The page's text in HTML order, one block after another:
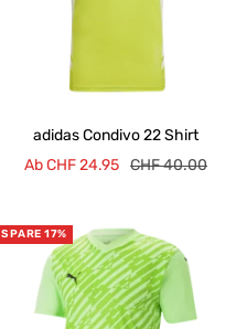
adidas Condivo 22 Shirt
Angebotspreis
Ab CHF 24.95 Regulärer
CHF 40.00
SPARE 17%